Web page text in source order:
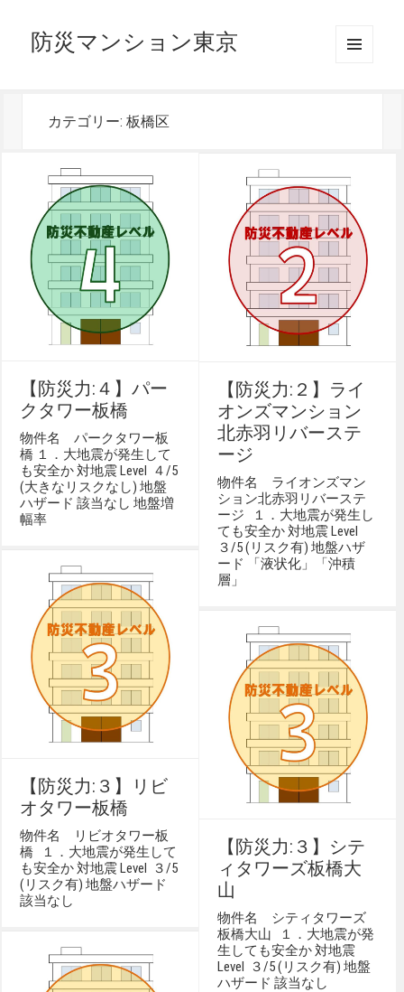
防災マンション東京
カテゴリー: 板橋区
【防災力:４】パー
クタワー板橋
物件名 パークタワー板
橋 １．大地震が発生して
も安全か 対地震 Level ４/5
(大きなリスクなし) 地盤
ハザード 該当なし 地盤増
幅率
【防災力:２】ライ
オンズマンション
北赤羽リバーステ
ージ
物件名 ライオンズマン
ション北赤羽リバーステ
ージ １．大地震が発生し
ても安全か 対地震 Level
３/5 (リスク有) 地盤ハザ
ード 「液状化」「沖積
層」
【防災力:３】リビ
オタワー板橋
物件名 リビオタワー板
橋 １．大地震が発生して
も安全か 対地震 Level ３/5
(リスク有) 地盤ハザード
該当なし
【防災力:３】シテ
ィタワーズ板橋大
山
物件名 シティタワーズ
板橋大山 １．大地震が発
生しても安全か 対地震
Level ３/5 (リスク有) 地盤
ハザード 該当なし